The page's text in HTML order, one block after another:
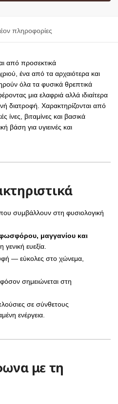
πληροφορίες
από προσεκτικά
ένα από τα αρχαιότερα και
όλα τα φυσικά θρεπτικά
μια ελαφριά αλλά ιδιαίτερα
διατροφή. Χαρακτηρίζονται από
ίνες, βιταμίνες και βασικά
βάση για υγιεινές και
που συμβάλλουν στη φυσιολογική
μαγγανίου και
γενική ευεξία.
— εύκολες στο χώνεμα,
σημειώνεται στη
σε σύνθετους
ενέργεια.
με τη